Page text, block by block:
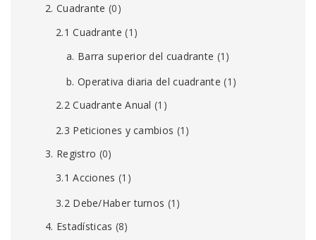
2. Cuadrante (0)
2.1 Cuadrante (1)
a. Barra superior del cuadrante (1)
b. Operativa diaria del cuadrante (1)
2.2 Cuadrante Anual (1)
2.3 Peticiones y cambios (1)
3. Registro (0)
3.1 Acciones (1)
3.2 Debe/Haber turnos (1)
4. Estadísticas (8)